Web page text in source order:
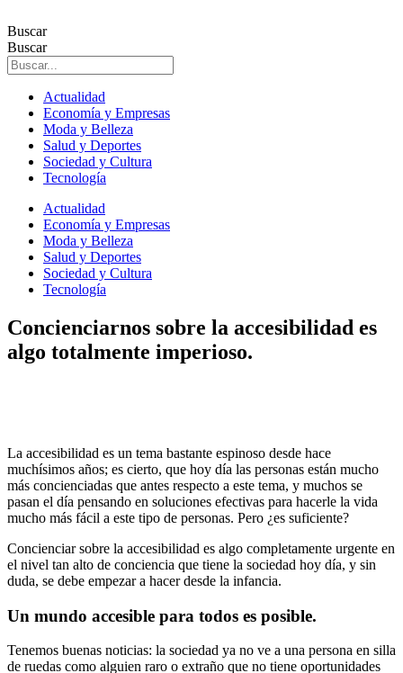
al
contenido
Buscar
Buscar
Actualidad
Economía y Empresas
Moda y Belleza
Salud y Deportes
Sociedad y Cultura
Tecnología
Actualidad
Economía y Empresas
Moda y Belleza
Salud y Deportes
Sociedad y Cultura
Tecnología
Concienciarnos sobre la accesibilidad es
algo totalmente imperioso.
La accesibilidad es un tema bastante espinoso desde hace
muchísimos años; es cierto, que hoy día las personas están mucho
más concienciadas que antes respecto a este tema, y muchos se
pasan el día pensando en soluciones efectivas para hacerle la vida
mucho más fácil a este tipo de personas. Pero ¿es suficiente?
Concienciar sobre la accesibilidad es algo completamente urgente en
el nivel tan alto de conciencia que tiene la sociedad hoy día, y sin
duda, se debe empezar a hacer desde la infancia.
Un mundo accesible para todos es posible.
Tenemos buenas noticias: la sociedad ya no ve a una persona en silla
de ruedas como alguien raro o extraño que no tiene oportunidades